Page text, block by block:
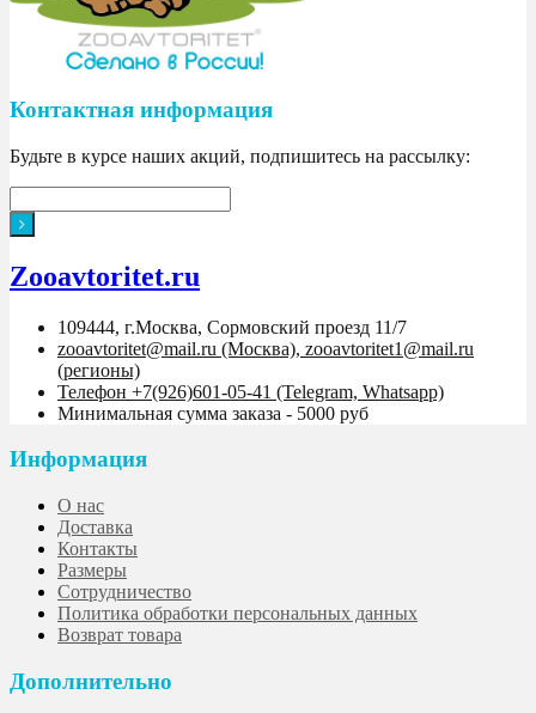
Контактная информация
Будьте в курсе наших акций, подпишитесь на рассылку:
Zooavtoritet.ru
109444, г.Москва, Сормовский проезд 11/7
zooavtoritet@mail.ru (Москва), zooavtoritet1@mail.ru
(регионы)
Телефон +7(926)601-05-41 (Telegram, Whatsapp)
Минимальная сумма заказа - 5000 руб
Информация
О нас
Доставка
Контакты
Размеры
Сотрудничество
Политика обработки персональных данных
Возврат товара
Дополнительно